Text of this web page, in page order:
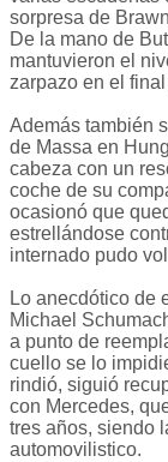
sorpresa de
De la mano de
mantuvieron el
zarpazo en el
Además también
de Massa en
cabeza con un
coche de su
ocasionó que
estrellándose
internado pudo
Lo anecdótico de
Michael
a punto de
cuello se lo
rindió, siguió
con Mercedes,
tres años, siendo
automovilistico.